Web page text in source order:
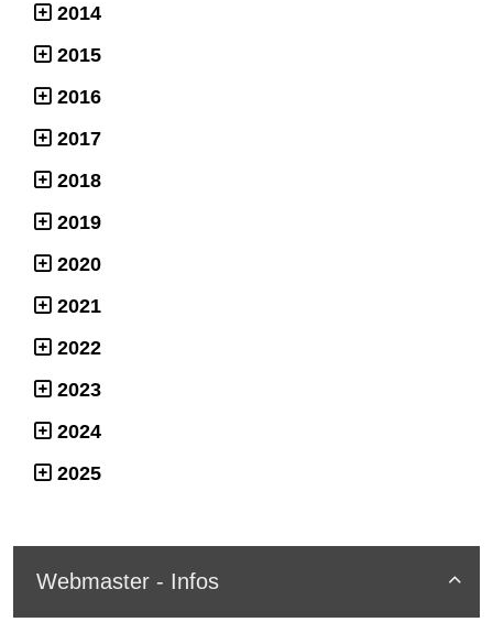
2014
2015
2016
2017
2018
2019
2020
2021
2022
2023
2024
2025

Webmaster - Infos